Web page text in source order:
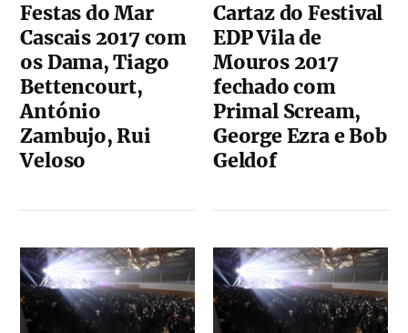
Festas do Mar
Cascais 2017 com
os Dama, Tiago
Bettencourt,
António
Zambujo, Rui
Veloso
Cartaz do Festival
EDP Vila de
Mouros 2017
fechado com
Primal Scream,
George Ezra e Bob
Geldof